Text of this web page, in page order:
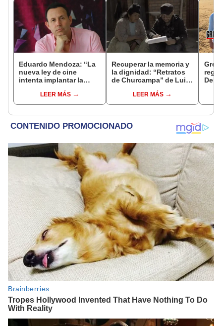
Eduardo Mendoza: “La
nueva ley de cine
intenta implantar la
LEER MÁS
Recuperar la memoria y
la dignidad: “Retratos
de Churcampa” de Luis
LEER MÁS